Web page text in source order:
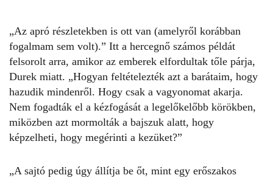
„Az apró részletekben is ott van (amelyről korábban
fogalmam sem volt).” Itt a hercegnő számos példát
felsorolt arra, amikor az emberek elfordultak tőle párja,
Durek miatt. „Hogyan feltételezték azt a barátaim, hogy
hazudik mindenről. Hogy csak a vagyonomat akarja.
Nem fogadták el a kézfogását a legelőkelőbb körökben,
miközben azt mormolták a bajszuk alatt, hogy
képzelheti, hogy megérinti a kezüket?”
„A sajtó pedig úgy állítja be őt, mint egy erőszakos